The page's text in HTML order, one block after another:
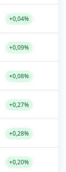
+0,04%
+0,09%
+0,08%
+0,27%
+0,28%
+0,20%